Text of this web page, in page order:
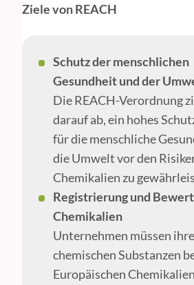
Ziele von REACH
Schutz der menschlichen
Gesundheit und der
Die REACH-Verordnung
darauf ab, ein hohes
für die menschliche
die Umwelt vor den
Chemikalien zu
Registrierung und
Chemikalien
Unternehmen müssen ihre
chemischen Substanzen
Europäischen